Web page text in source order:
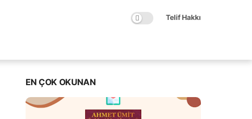
Telif Hakkı
EN ÇOK OKUNAN